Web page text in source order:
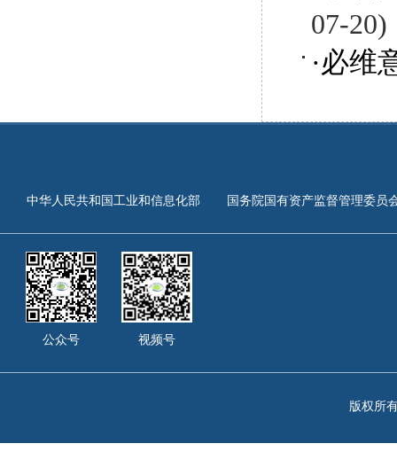
07-20)
·必维
中华人民共和国工业和信息化部 国务院国有资产监督管理委员
公众号 视频号
版权所